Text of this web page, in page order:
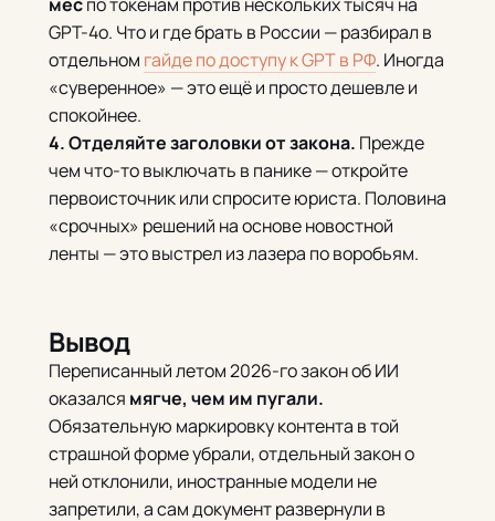
GPT-4o. Что и где брать в России — разбирал в
отдельном гайде по доступу к GPT в РФ. Иногда
«суверенное» — это ещё и просто дешевле и
спокойнее.
4. Отделяйте заголовки от закона. Прежде
чем что-то выключать в панике — откройте
первоисточник или спросите юриста. Половина
«срочных» решений на основе новостной
ленты — это выстрел из лазера по воробьям.
Вывод
Переписанный летом 2026-го закон об ИИ
оказался мягче, чем им пугали.
Обязательную маркировку контента в той
страшной форме убрали, отдельный закон о
ней отклонили, иностранные модели не
запретили, а сам документ развернули в